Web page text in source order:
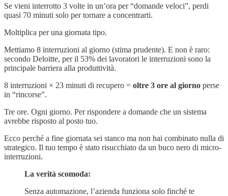
Se vieni interrotto 3 volte in un’ora per “domande veloci”, perdi
quasi 70 minuti solo per tornare a concentrarti.
Moltiplica per una giornata tipo.
Mettiamo 8 interruzioni al giorno (stima prudente). E non è raro:
secondo Deloitte, per il 53% dei lavoratori le interruzioni sono la
principale barriera alla produttività.
8 interruzioni × 23 minuti di recupero = oltre 3 ore al giorno perse
in “rincorse”.
Tre ore. Ogni giorno. Per rispondere a domande che un sistema
avrebbe risposto al posto tuo.
Ecco perché a fine giornata sei stanco ma non hai combinato nulla di
strategico. Il tuo tempo è stato risucchiato da un buco nero di micro-
interruzioni.
La verità scomoda:
Senza automazione, l’azienda funziona solo finché te